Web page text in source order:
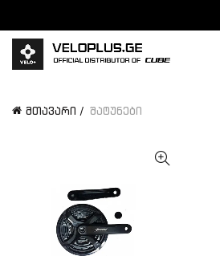
მთავარი შატუნები